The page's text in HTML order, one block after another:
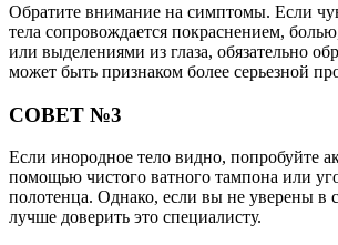
Обратите внимание на симптомы. Если
тела сопровождается покраснением,
или выделениями из глаза, обязательно
может быть признаком более серьезной
СОВЕТ №3
Если инородное тело видно, попробуйте
помощью чистого ватного тампона или
полотенца. Однако, если вы не уверены в
лучше доверить это специалисту.